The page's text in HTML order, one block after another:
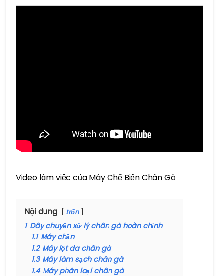
Video làm việc của Máy Chế Biến Chân Gà
Nội dung trốn
1 Dây chuyền xử lý chân gà hoàn chỉnh
1.1 Máy chần
1.2 Máy lột da chân gà
1.3 Máy làm sạch chân gà
1.4 Máy phân loại chân gà